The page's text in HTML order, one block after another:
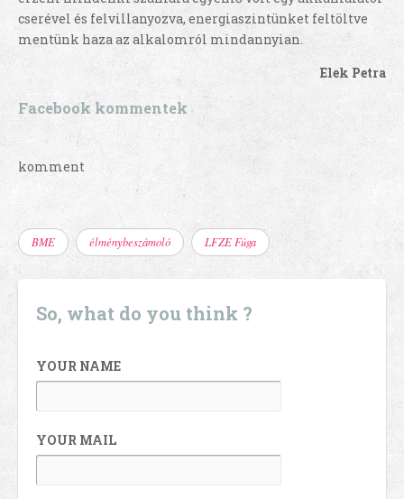
cserével és felvillanyozva, energiaszintünket feltöltve
mentünk haza az alkalomról mindannyian.
Elek Petra
Facebook kommentek
komment
BME élménybeszámoló LFZE Fúga
So, what do you think ?
YOUR NAME
YOUR MAIL